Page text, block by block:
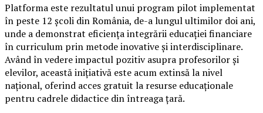
Platforma este rezultatul unui program pilot implementat
în peste 12 școli din România, de-a lungul ultimilor doi ani,
unde a demonstrat eficiența integrării educației financiare
în curriculum prin metode inovative și interdisciplinare.
Având în vedere impactul pozitiv asupra profesorilor și
elevilor, această inițiativă este acum extinsă la nivel
național, oferind acces gratuit la resurse educaționale
pentru cadrele didactice din întreaga țară.